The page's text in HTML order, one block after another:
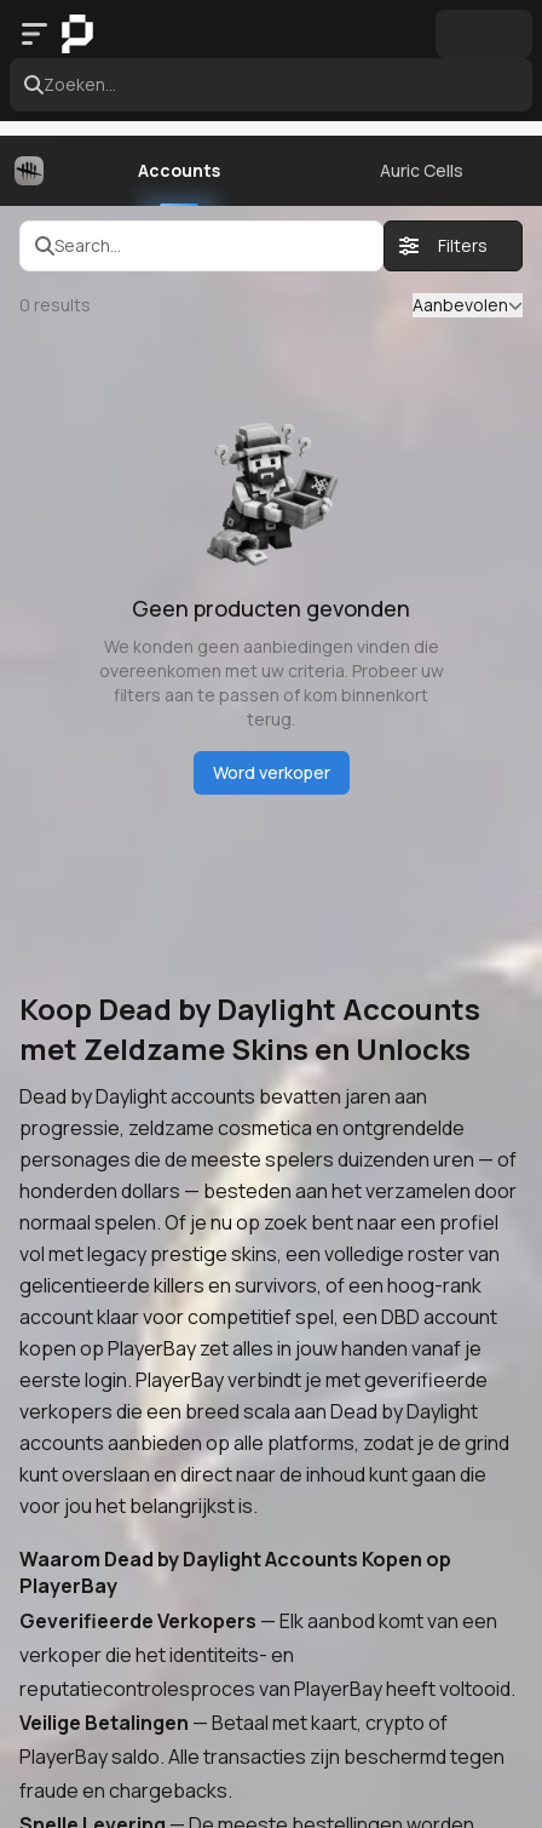
Zoeken...
Accounts Auric Cells
Search... Filters
0 results Aanbevolen
Geen producten gevonden
We konden geen aanbiedingen vinden die
overeenkomen met uw criteria. Probeer uw
filters aan te passen of kom binnenkort
terug.
Word verkoper
Koop Dead by Daylight Accounts
met Zeldzame Skins en Unlocks
Dead by Daylight accounts bevatten jaren aan
progressie, zeldzame cosmetica en ontgrendelde
personages die de meeste spelers duizenden uren — of
honderden dollars — besteden aan het verzamelen door
normaal spelen. Of je nu op zoek bent naar een profiel
vol met legacy prestige skins, een volledige roster van
gelicentieerde killers en survivors, of een hoog-rank
account klaar voor competitief spel, een DBD account
kopen op PlayerBay zet alles in jouw handen vanaf je
eerste login. PlayerBay verbindt je met geverifieerde
verkopers die een breed scala aan Dead by Daylight
accounts aanbieden op alle platforms, zodat je de grind
kunt overslaan en direct naar de inhoud kunt gaan die
voor jou het belangrijkst is.
Waarom Dead by Daylight Accounts Kopen op
PlayerBay
Geverifieerde Verkopers — Elk aanbod komt van een
verkoper die het identiteits- en
reputatiecontrolesproces van PlayerBay heeft voltooid.
Veilige Betalingen — Betaal met kaart, crypto of
PlayerBay saldo. Alle transacties zijn beschermd tegen
fraude en chargebacks.